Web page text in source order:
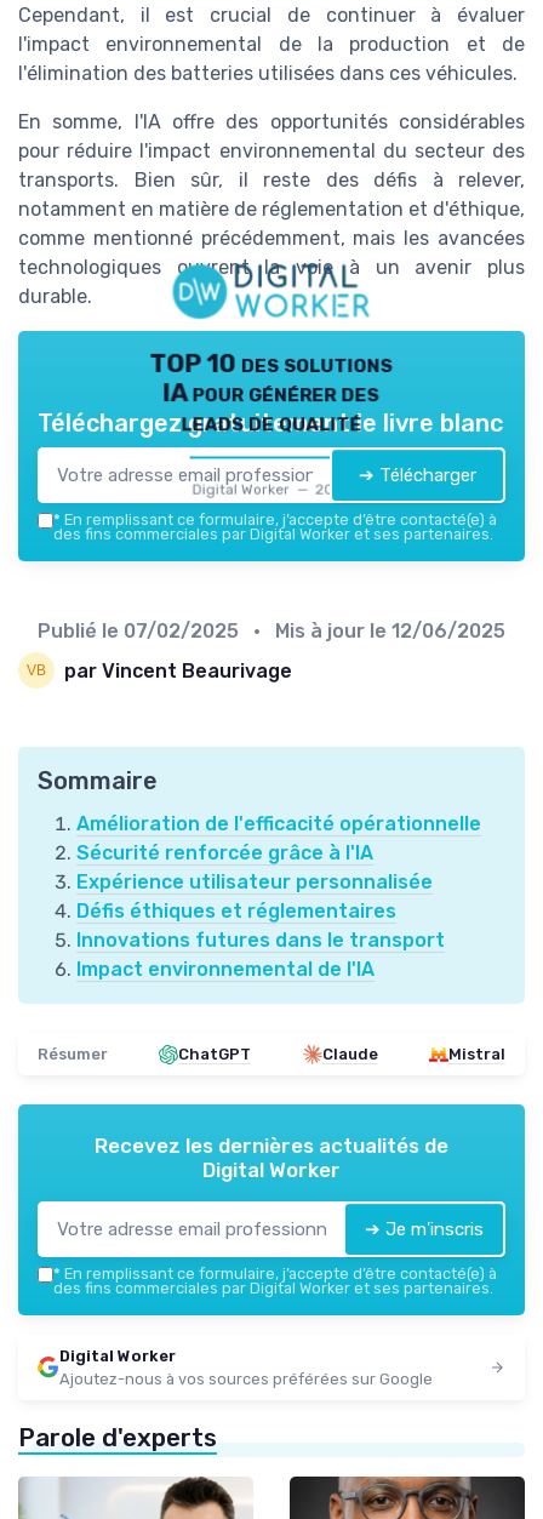
Cependant, il est crucial de continuer à évaluer
l'impact environnemental de la production et de
l'élimination des batteries utilisées dans ces véhicules.
En somme, l'IA offre des opportunités considérables
pour réduire l'impact environnemental du secteur des
transports. Bien sûr, il reste des défis à relever,
notamment en matière de réglementation et d'éthique,
comme mentionné précédemment, mais les avancées
technologiques ouvrent la voie à un avenir plus
durable.
TOP 10 des solutions
IA pour générer des
leads de qualité
Digital Worker — 2026
Téléchargez gratuitement le livre blanc
➔ Télécharger
* En remplissant ce formulaire, j’accepte d’être contacté(e) à
des fins commerciales par Digital Worker et ses partenaires.
Publié le 07/02/2025 • Mis à jour le 12/06/2025
par Vincent Beaurivage
Sommaire
Amélioration de l'efficacité opérationnelle
Sécurité renforcée grâce à l'IA
Expérience utilisateur personnalisée
Défis éthiques et réglementaires
Innovations futures dans le transport
Impact environnemental de l'IA
Résumer ChatGPT Claude Mistral
Recevez les dernières actualités de
Digital Worker
➔ Je m'inscris
* En remplissant ce formulaire, j’accepte d’être contacté(e) à
des fins commerciales par Digital Worker et ses partenaires.
Digital Worker
Ajoutez-nous à vos sources préférées sur Google
Parole d'experts